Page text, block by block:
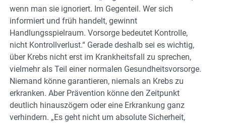
wenn man sie ignoriert. Im Gegenteil. Wer sich
informiert und früh handelt, gewinnt
Handlungsspielraum. Vorsorge bedeutet Kontrolle,
nicht Kontrollverlust.“ Gerade deshalb sei es wichtig,
über Krebs nicht erst im Krankheitsfall zu sprechen,
vielmehr als Teil einer normalen Gesundheitsvorsorge.
Niemand könne garantieren, niemals an Krebs zu
erkranken. Aber Prävention könne den Zeitpunkt
deutlich hinauszögern oder eine Erkrankung ganz
verhindern. „Es geht nicht um absolute Sicherheit,